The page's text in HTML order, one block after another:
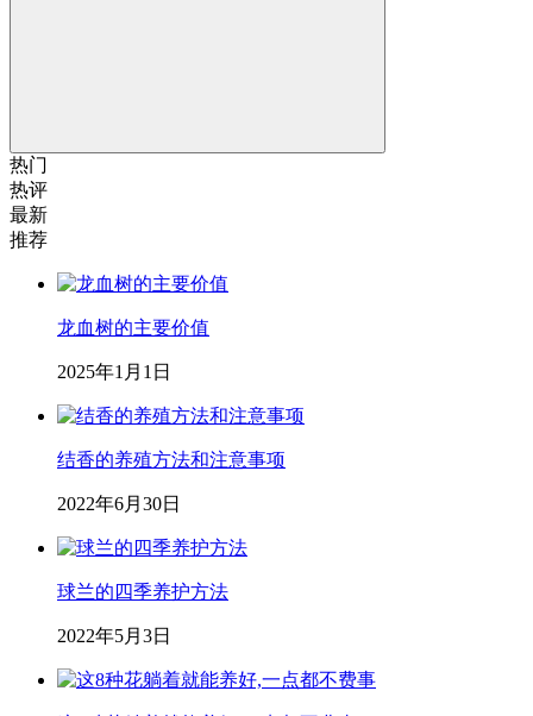
热门
热评
最新
推荐
龙血树的主要价值
2025年1月1日
结香的养殖方法和注意事项
2022年6月30日
球兰的四季养护方法
2022年5月3日